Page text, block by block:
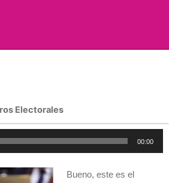
Electorales
00:00
Bueno, este es el